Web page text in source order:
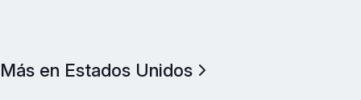
Más en Estados Unidos